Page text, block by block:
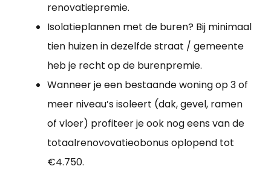
renovatiepremie.
Isolatieplannen met de buren? Bij minimaal
tien huizen in dezelfde straat / gemeente
heb je recht op de burenpremie.
Wanneer je een bestaande woning op 3 of
meer niveau’s isoleert (dak, gevel, ramen
of vloer) profiteer je ook nog eens van de
totaalrenovovatieobonus oplopend tot
€4.750.